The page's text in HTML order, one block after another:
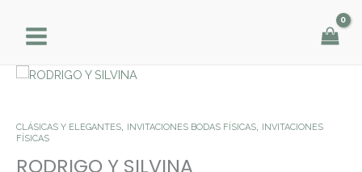
contenido
CLÁSICAS Y ELEGANTES INVITACIONES BODAS FÍSICAS
INVITACIONES
FÍSICAS
RODRIGO Y SILVINA
RODRIGO
cantidad